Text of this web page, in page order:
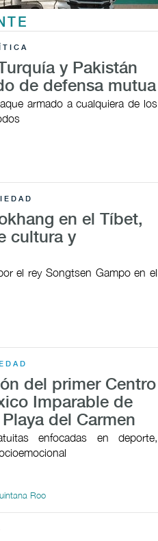
y Pakistán
de defensa mutua
armado a cualquiera de los
en el Tíbet,
cultura y
el rey Songtsen Gampo en el
del primer Centro
Imparable de
del Carmen
enfocadas en deporte,
Roo